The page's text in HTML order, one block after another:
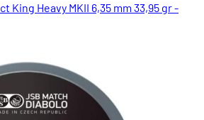
King Heavy MKII 6,35 mm 33,95 gr -